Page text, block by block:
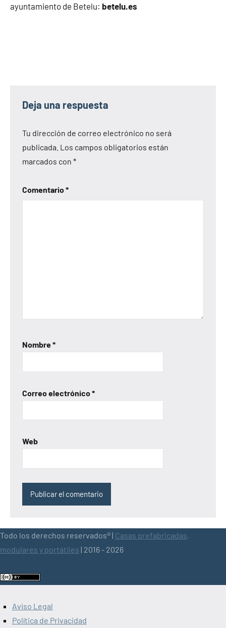
ayuntamiento de Betelu: betelu.es
Deja una respuesta
Tu dirección de correo electrónico no será
publicada. Los campos obligatorios están
marcados con *
Comentario*
Nombre*
Correo electrónico*
Web
Todo los derechos reservados® | Casas prefabricadas,
modulares y portátiles | 2016 - 2026
Aviso Legal
Política de Privacidad